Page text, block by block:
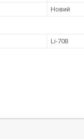
Новий
Li-70B